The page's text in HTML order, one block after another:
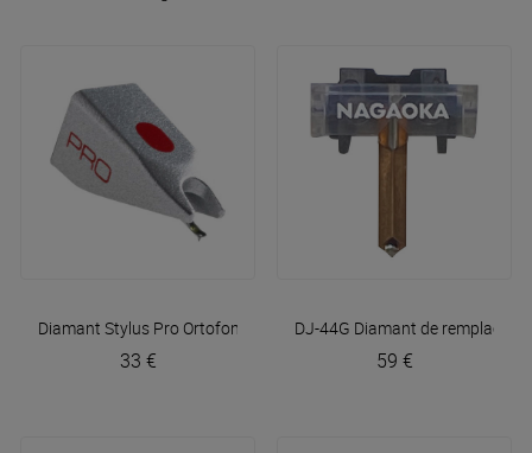
Diamant Stylus Pro Ortofon
33 €
DJ-44G Diamant de
59 €